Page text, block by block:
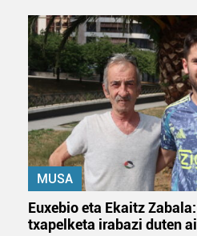
MUSA
Euxebio eta Ekaitz
txapelketa irabazi duten